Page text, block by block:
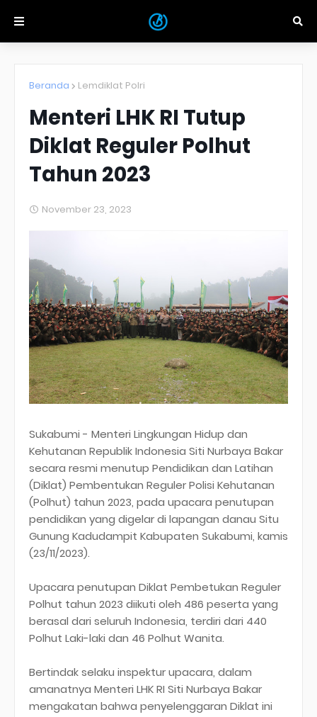
Beranda Lemdiklat Polri
Menteri LHK RI Tutup
Diklat Reguler Polhut
Tahun 2023
November 23, 2023
Sukabumi - Menteri Lingkungan Hidup dan
Kehutanan Republik Indonesia Siti Nurbaya Bakar
secara resmi menutup Pendidikan dan Latihan
(Diklat) Pembentukan Reguler Polisi Kehutanan
(Polhut) tahun 2023, pada upacara penutupan
pendidikan yang digelar di lapangan danau Situ
Gunung Kadudampit Kabupaten Sukabumi, kamis
(23/11/2023).
Upacara penutupan Diklat Pembetukan Reguler
Polhut tahun 2023 diikuti oleh 486 peserta yang
berasal dari seluruh Indonesia, terdiri dari 440
Polhut Laki-laki dan 46 Polhut Wanita.
Bertindak selaku inspektur upacara, dalam
amanatnya Menteri LHK RI Siti Nurbaya Bakar
mengakatan bahwa penyelenggaran Diklat ini